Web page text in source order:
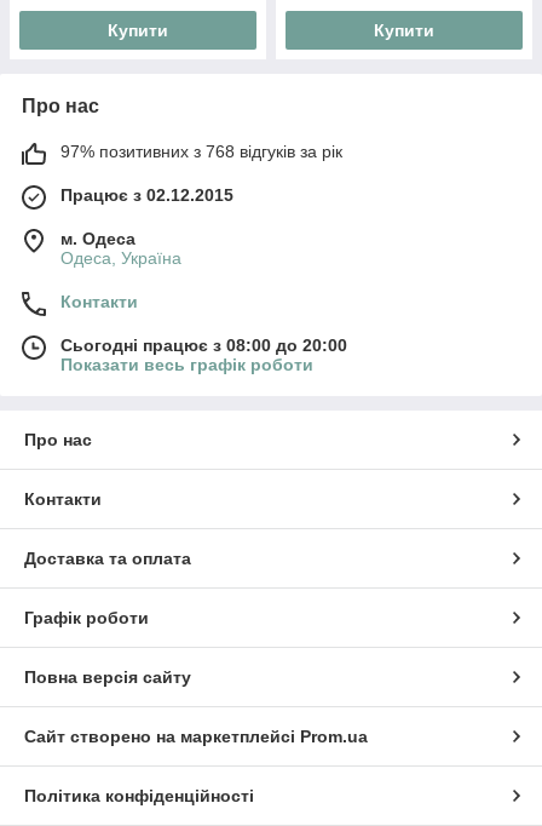
Купити Купити
Про нас
97% позитивних з 768 відгуків за рік
Працює з 02.12.2015
м. Одеса
Одеса, Україна
Контакти
Сьогодні працює з 08:00 до 20:00
Показати весь графік роботи
Про нас
Контакти
Доставка та оплата
Графік роботи
Повна версія сайту
Сайт створено на маркетплейсі Prom.ua
Політика конфіденційності